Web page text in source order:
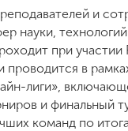
и
науки,
при
проводится в
лиги»,
и финальный
команд по